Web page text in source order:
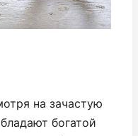
на зачастую
богатой